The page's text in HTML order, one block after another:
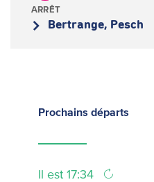
ARRÊT
Bertrange, Pesch
Prochains départs
Il est 17:34